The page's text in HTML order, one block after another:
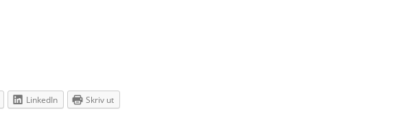
LinkedIn Skriv ut